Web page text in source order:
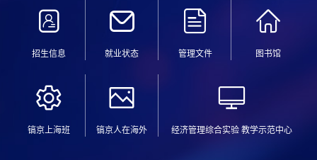
招生信息 就业状态 管理文件 图书馆
镐京上海班 镐京人在海外 经济管理综合实验 教学示范中心